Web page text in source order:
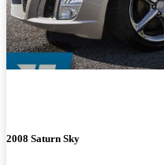
2008 Saturn Sky